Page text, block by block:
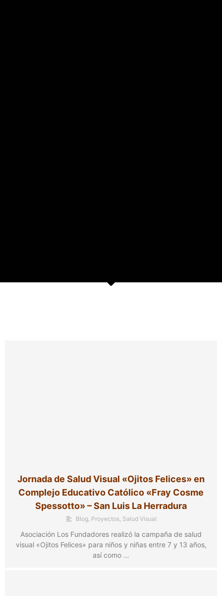
Jornada de Salud Visual «Ojitos Felices» en
Complejo Educativo Católico «Fray Cosme
Spessotto» – San Luis La Herradura
Blog, Proyectos, Salud Visual
Asociación Los Fundadores realizó la campaña de salud
visual «Ojitos Felices» para niños y niñas entre 7 y 13 años,
así como …